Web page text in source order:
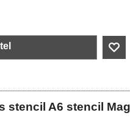
stencil A6 stencil